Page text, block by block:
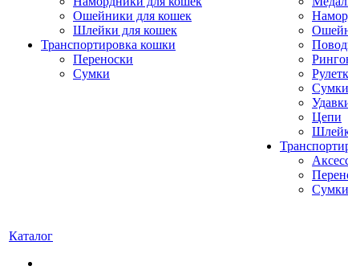
Ошейники для кошек
Шлейки для кошек
Транспортировка кошки
Переноски
Сумки
Сумки
Цепи
Сумки
Каталог